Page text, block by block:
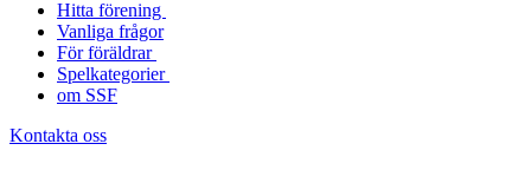
Hitta förening
Vanliga frågor
För föräldrar
Spelkategorier
om SSF
Kontakta oss